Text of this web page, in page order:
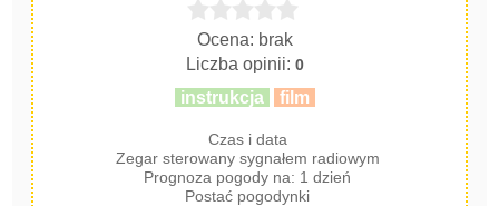
Ocena: brak
Liczba opinii:0
instrukcja film
Czas i data
Zegar sterowany sygnałem radiowym
Prognoza pogody na: 1 dzień
Postać pogodynki